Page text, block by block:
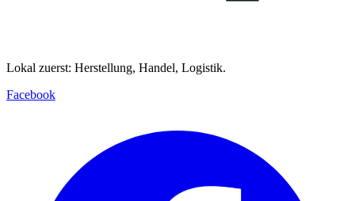
Lokal zuerst: Herstellung, Handel, Logistik.
Facebook